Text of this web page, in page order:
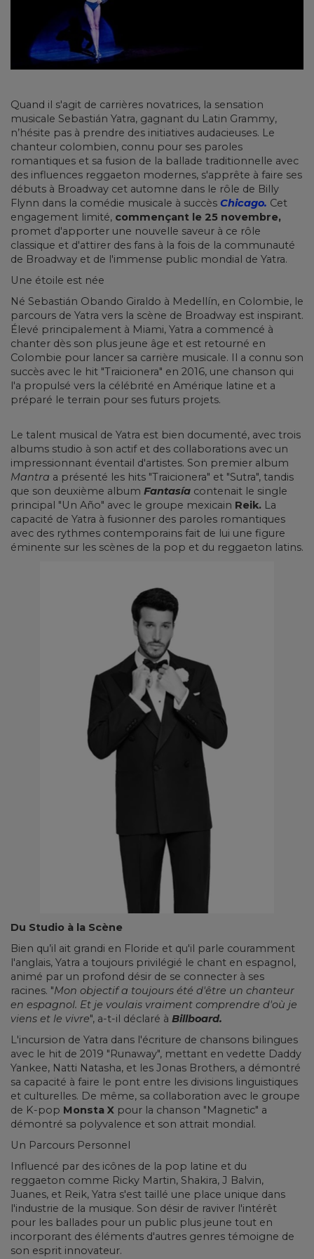
Quand il s'agit de carrières novatrices, la sensation
musicale Sebastián Yatra, gagnant du Latin Grammy,
n’hésite pas à prendre des initiatives audacieuses. Le
chanteur colombien, connu pour ses paroles
romantiques et sa fusion de la ballade traditionnelle avec
des influences reggaeton modernes, s'apprête à faire ses
débuts à Broadway cet automne dans le rôle de Billy
Flynn dans la comédie musicale à succès Chicago. Cet
engagement limité, commençant le 25 novembre,
promet d'apporter une nouvelle saveur à ce rôle
classique et d'attirer des fans à la fois de la communauté
de Broadway et de l'immense public mondial de Yatra.
Une étoile est née
Né Sebastián Obando Giraldo à Medellín, en Colombie, le
parcours de Yatra vers la scène de Broadway est inspirant.
Élevé principalement à Miami, Yatra a commencé à
chanter dès son plus jeune âge et est retourné en
Colombie pour lancer sa carrière musicale. Il a connu son
succès avec le hit "Traicionera" en 2016, une chanson qui
l'a propulsé vers la célébrité en Amérique latine et a
préparé le terrain pour ses futurs projets.
Le talent musical de Yatra est bien documenté, avec trois
albums studio à son actif et des collaborations avec un
impressionnant éventail d'artistes. Son premier album
Mantra a présenté les hits "Traicionera" et "Sutra", tandis
que son deuxième album Fantasía contenait le single
principal "Un Año" avec le groupe mexicain Reik. La
capacité de Yatra à fusionner des paroles romantiques
avec des rythmes contemporains fait de lui une figure
éminente sur les scènes de la pop et du reggaeton latins.
Du Studio à la Scène
Bien qu’il ait grandi en Floride et qu'il parle couramment
l'anglais, Yatra a toujours privilégié le chant en espagnol,
animé par un profond désir de se connecter à ses
racines. "Mon objectif a toujours été d'être un chanteur
en espagnol. Et je voulais vraiment comprendre d'où je
viens et le vivre", a-t-il déclaré à Billboard.
L'incursion de Yatra dans l'écriture de chansons bilingues
avec le hit de 2019 "Runaway", mettant en vedette Daddy
Yankee, Natti Natasha, et les Jonas Brothers, a démontré
sa capacité à faire le pont entre les divisions linguistiques
et culturelles. De même, sa collaboration avec le groupe
de K-pop Monsta X pour la chanson "Magnetic" a
démontré sa polyvalence et son attrait mondial.
Un Parcours Personnel
Influencé par des icônes de la pop latine et du
reggaeton comme Ricky Martin, Shakira, J Balvin,
Juanes, et Reik, Yatra s'est taillé une place unique dans
l'industrie de la musique. Son désir de raviver l'intérêt
pour les ballades pour un public plus jeune tout en
incorporant des éléments d'autres genres témoigne de
son esprit innovateur.